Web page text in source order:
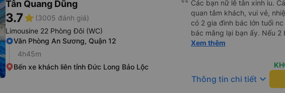
chỉ nên chỉ cần hiển thị địa
sự đánh giá cao mọi thứ.
chỉ cần đặt xe khách ở
được một chút tiếng Anh.
bắt xe buýt. Tôi chỉ đợi ở
tâm. Chỉ vài phút sau, tôi
Viên chức mang vé đến và
thân thiện. Tài xế xe buýt
Tân Quang Dũng
3.7star (3005 đánh giá)
Limousine 22 Phòng Đôi (WC)
Văn Phòng An Sương, Quận 12
4h45m
Bến xe khách liên tỉnh Đức Long Bảo Lộc
Các bạn nữ lễ tân xinh iu.
quan tâm khách, vui vẻ, nhiệt tình. Trong
có 2 gia đình bác lớn tuổi
bác mắng lại bạn ấy. Nếu 2
ngược lại nha. Bạn ấy nhắc
nhau xuất hiện trong giấc mơ của mình luôn. Nên nếu
bị phản ánh thì đừng trừ
thì bảo bạn ấy liên hệ sđt
Xem thêm
Thông tin chi tiết keyboard_arrow_down